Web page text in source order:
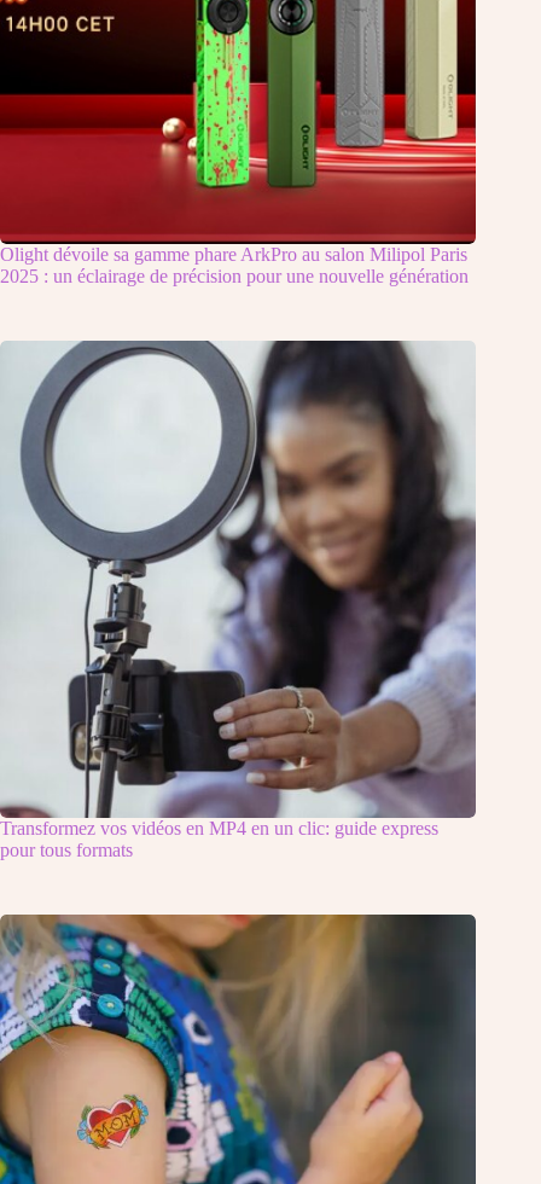
Olight dévoile sa gamme phare ArkPro au salon Milipol Paris
2025 : un éclairage de précision pour une nouvelle génération
Transformez vos vidéos en MP4 en un clic: guide express
pour tous formats